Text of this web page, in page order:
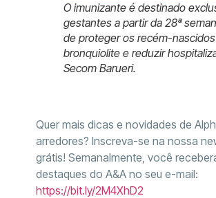
O imunizante é destinado
gestantes a partir da 28ª
de proteger os recém-
bronquiolite e reduzir
Secom Barueri.
Quer mais dicas e novidades de
arredores? Inscreva-se na nossa
grátis! Semanalmente, você
destaques do A&A no seu e-mail:
https://bit.ly/2M4XhD2